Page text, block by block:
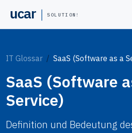
ucar SOLUTIONS
IT Glossar SaaS (Software as a
SaaS (Software
Service)
Definition und Bedeutung